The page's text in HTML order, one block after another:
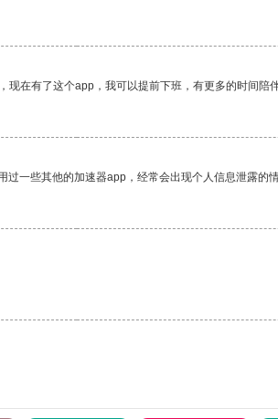
在有了这个app，我可以提前下班，有更多的时间陪伴
一些其他的加速器app，经常会出现个人信息泄露的